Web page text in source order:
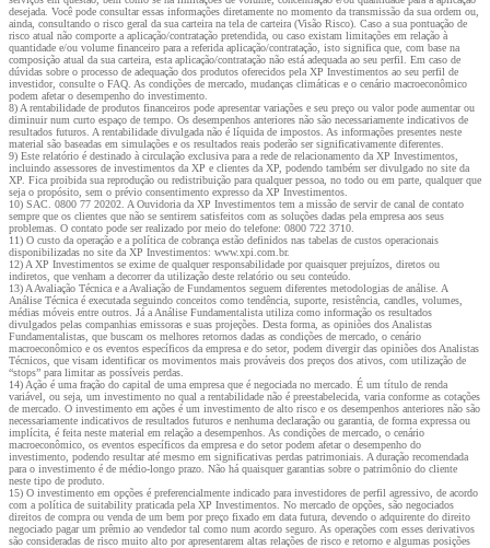
desejada. Você pode consultar essas informações diretamente no momento da transmissão da sua ordem ou,
ainda, consultando o risco geral da sua carteira na tela de carteira (Visão Risco). Caso a sua pontuação de
risco atual não comporte a aplicação/contratação pretendida, ou caso existam limitações em relação à
quantidade e/ou volume financeiro para a referida aplicação/contratação, isto significa que, com base na
composição atual da sua carteira, esta aplicação/contratação não está adequada ao seu perfil. Em caso de
dúvidas sobre o processo de adequação dos produtos oferecidos pela XP Investimentos ao seu perfil de
investidor, consulte o FAQ. As condições de mercado, mudanças climáticas e o cenário macroeconômico
podem afetar o desempenho do investimento.
8) A rentabilidade de produtos financeiros pode apresentar variações e seu preço ou valor pode aumentar ou
diminuir num curto espaço de tempo. Os desempenhos anteriores não são necessariamente indicativos de
resultados futuros. A rentabilidade divulgada não é líquida de impostos. As informações presentes neste
material são baseadas em simulações e os resultados reais poderão ser significativamente diferentes.
9) Este relatório é destinado à circulação exclusiva para a rede de relacionamento da XP Investimentos,
incluindo assessores de investimentos da XP e clientes da XP, podendo também ser divulgado no site da
XP. Fica proibida sua reprodução ou redistribuição para qualquer pessoa, no todo ou em parte, qualquer que
seja o propósito, sem o prévio consentimento expresso da XP Investimentos.
10) SAC. 0800 77 20202. A Ouvidoria da XP Investimentos tem a missão de servir de canal de contato
sempre que os clientes que não se sentirem satisfeitos com as soluções dadas pela empresa aos seus
problemas. O contato pode ser realizado por meio do telefone: 0800 722 3710.
11) O custo da operação e a política de cobrança estão definidos nas tabelas de custos operacionais
disponibilizadas no site da XP Investimentos: www.xpi.com.br.
12) A XP Investimentos se exime de qualquer responsabilidade por quaisquer prejuízos, diretos ou
indiretos, que venham a decorrer da utilização deste relatório ou seu conteúdo.
13) A Avaliação Técnica e a Avaliação de Fundamentos seguem diferentes metodologias de análise. A
Análise Técnica é executada seguindo conceitos como tendência, suporte, resistência, candles, volumes,
médias móveis entre outros. Já a Análise Fundamentalista utiliza como informação os resultados
divulgados pelas companhias emissoras e suas projeções. Desta forma, as opiniões dos Analistas
Fundamentalistas, que buscam os melhores retornos dadas as condições de mercado, o cenário
macroeconômico e os eventos específicos da empresa e do setor, podem divergir das opiniões dos Analistas
Técnicos, que visam identificar os movimentos mais prováveis dos preços dos ativos, com utilização de
“stops” para limitar as possíveis perdas.
14) Ação é uma fração do capital de uma empresa que é negociada no mercado. É um título de renda
variável, ou seja, um investimento no qual a rentabilidade não é preestabelecida, varia conforme as cotações
de mercado. O investimento em ações é um investimento de alto risco e os desempenhos anteriores não são
necessariamente indicativos de resultados futuros e nenhuma declaração ou garantia, de forma expressa ou
implícita, é feita neste material em relação a desempenhos. As condições de mercado, o cenário
macroeconômico, os eventos específicos da empresa e do setor podem afetar o desempenho do
investimento, podendo resultar até mesmo em significativas perdas patrimoniais. A duração recomendada
para o investimento é de médio-longo prazo. Não há quaisquer garantias sobre o patrimônio do cliente
neste tipo de produto.
15) O investimento em opções é preferencialmente indicado para investidores de perfil agressivo, de acordo
com a política de suitability praticada pela XP Investimentos. No mercado de opções, são negociados
direitos de compra ou venda de um bem por preço fixado em data futura, devendo o adquirente do direito
negociado pagar um prêmio ao vendedor tal como num acordo seguro. As operações com esses derivativos
são consideradas de risco muito alto por apresentarem altas relações de risco e retorno e algumas posições